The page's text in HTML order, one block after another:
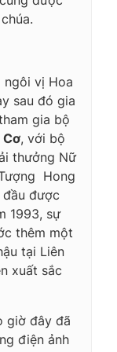
ngôi vị Hoa
sau đó gia
gia bộ
Cơ, với bộ
thưởng Nữ
 Hong
đầu được
1993, sự
thêm một
tại Liên
xuất sắc
giờ đây đã
điện ảnh